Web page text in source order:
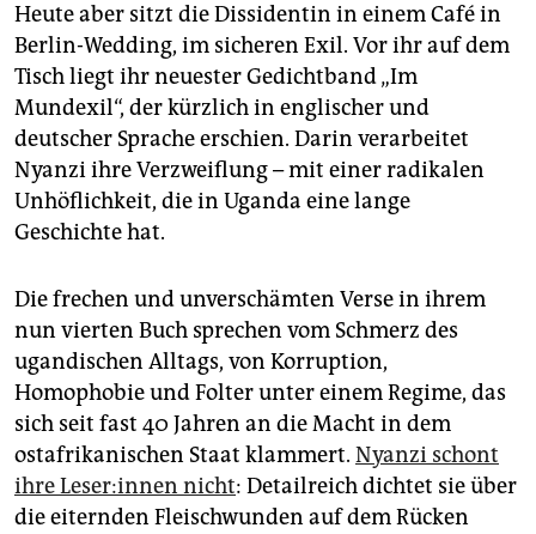
Heute aber sitzt die Dissidentin in einem Café in
Berlin-Wedding, im sicheren Exil. Vor ihr auf dem
Tisch liegt ihr neuester Gedichtband „Im
Mundexil“, der kürzlich in englischer und
deutscher Sprache erschien. Darin verarbeitet
Nyanzi ihre Verzweiflung – mit einer radikalen
Unhöflichkeit, die in Uganda eine lange
Geschichte hat.
Die frechen und unverschämten Verse in ihrem
nun vierten Buch sprechen vom Schmerz des
ugandischen Alltags, von Korruption,
Homophobie und Folter unter einem Regime, das
sich seit fast 40 Jahren an die Macht in dem
ostafrikanischen Staat klammert. Nyanzi schont
ihre Le­se­r:in­nen nicht: Detailreich dichtet sie über
die eiternden Fleischwunden auf dem Rücken